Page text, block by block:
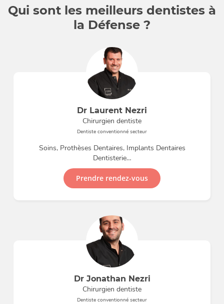
Qui sont les meilleurs dentistes à
la Défense ?
Dr Laurent Nezri
Chirurgien dentiste
Dentiste conventionné secteur
Soins, Prothèses Dentaires, Implants Dentaires
Dentisterie…
Prendre rendez-vous
Dr Jonathan Nezri
Chirurgien dentiste
Dentiste conventionné secteur